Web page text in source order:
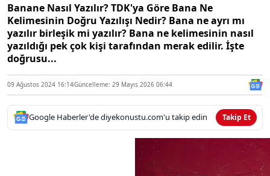
Banane Nasıl Yazılır? TDK'ya Göre Bana Ne
Kelimesinin Doğru Yazılışı Nedir? Bana ne ayrı mı
yazılır birleşik mi yazılır? Bana ne kelimesinin nasıl
yazıldığı pek çok kişi tarafından merak edilir. İşte
doğrusu...
09 Ağustos 2024 16:14Güncelleme: 29 Mayıs 2026 06:44
Google Haberler'de diyekonustu.com'u takip edin Takip Et